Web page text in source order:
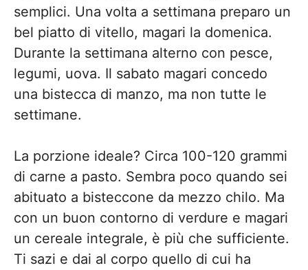
semplici. Una volta a settimana preparo un
bel piatto di vitello, magari la domenica.
Durante la settimana alterno con pesce,
legumi, uova. Il sabato magari concedo
una bistecca di manzo, ma non tutte le
settimane.
La porzione ideale? Circa 100-120 grammi
di carne a pasto. Sembra poco quando sei
abituato a bisteccone da mezzo chilo. Ma
con un buon contorno di verdure e magari
un cereale integrale, è più che sufficiente.
Ti sazi e dai al corpo quello di cui ha